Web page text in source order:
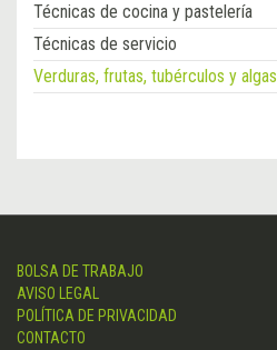
Técnicas de cocina y pastelería
Técnicas de servicio
Verduras, frutas, tubérculos y algas
BOLSA DE TRABAJO
AVISO LEGAL
POLÍTICA DE PRIVACIDAD
CONTACTO